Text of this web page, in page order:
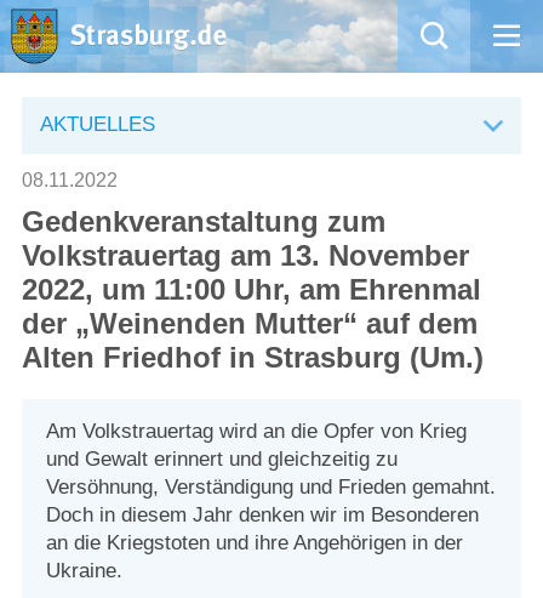
Aktuelles
Rathaus
Natur – Kultur – Tourismus
Wirtschaft
Willkommen in Strasburg (Uckermark)
Strasburger Ehrenamtspreis „SBG“
AKTUELLES
08.11.2022
Gedenkveranstaltung zum
Volkstrauertag am 13. November
2022, um 11:00 Uhr, am Ehrenmal
der „Weinenden Mutter“ auf dem
Alten Friedhof in Strasburg (Um.)
Am Volkstrauertag wird an die Opfer von Krieg
und Gewalt erinnert und gleichzeitig zu
Versöhnung, Verständigung und Frieden gemahnt.
Doch in diesem Jahr denken wir im Besonderen
an die Kriegstoten und ihre Angehörigen in der
Ukraine.